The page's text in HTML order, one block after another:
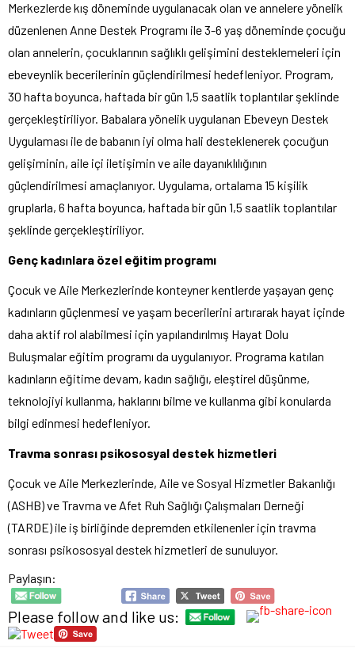
Merkezlerde kış döneminde uygulanacak olan ve annelere yönelik
düzenlenen Anne Destek Programı ile 3-6 yaş döneminde çocuğu
olan annelerin, çocuklarının sağlıklı gelişimini desteklemeleri için
ebeveynlik becerilerinin güçlendirilmesi hedefleniyor. Program,
30 hafta boyunca, haftada bir gün 1,5 saatlik toplantılar şeklinde
gerçekleştiriliyor. Babalara yönelik uygulanan Ebeveyn Destek
Uygulaması ile de babanın iyi olma hali desteklenerek çocuğun
gelişiminin, aile içi iletişimin ve aile dayanıklılığının
güçlendirilmesi amaçlanıyor. Uygulama, ortalama 15 kişilik
gruplarla, 6 hafta boyunca, haftada bir gün 1,5 saatlik toplantılar
şeklinde gerçekleştiriliyor.
Genç kadınlara özel eğitim programı
Çocuk ve Aile Merkezlerinde konteyner kentlerde yaşayan genç
kadınların güçlenmesi ve yaşam becerilerini artırarak hayat içinde
daha aktif rol alabilmesi için yapılandırılmış Hayat Dolu
Buluşmalar eğitim programı da uygulanıyor. Programa katılan
kadınların eğitime devam, kadın sağlığı, eleştirel düşünme,
teknolojiyi kullanma, haklarını bilme ve kullanma gibi konularda
bilgi edinmesi hedefleniyor.
Travma sonrası psikososyal destek hizmetleri
Çocuk ve Aile Merkezlerinde, Aile ve Sosyal Hizmetler Bakanlığı
(ASHB) ve Travma ve Afet Ruh Sağlığı Çalışmaları Derneği
(TARDE) ile iş birliğinde depremden etkilenenler için travma
sonrası psikososyal destek hizmetleri de sunuluyor.
Paylaşın:
Please follow and like us: